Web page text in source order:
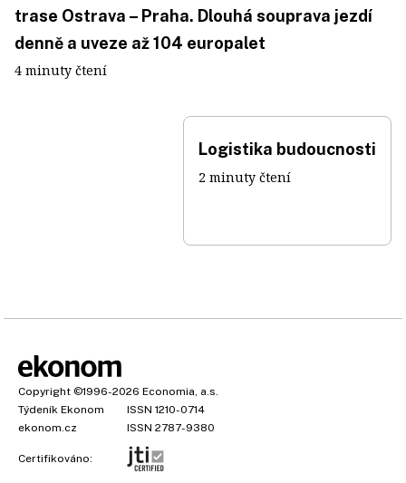
trase Ostrava – Praha. Dlouhá souprava jezdí
denně a uveze až 104 europalet
4 minuty čtení
Logistika budoucnosti
2 minuty čtení
Copyright ©1996-2026 Economia, a.s.
Týdeník Ekonom
ISSN 1210-0714
ekonom.cz
ISSN 2787-9380
Certifikováno: